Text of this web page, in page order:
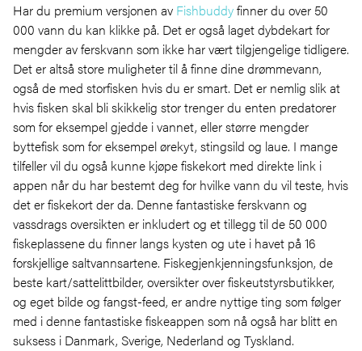
Har du premium versjonen av Fishbuddyfinner du over 50
000 vann du kan klikke på. Det er også laget dybdekart for
mengder av ferskvann som ikke har vært tilgjengelige tidligere.
Det er altså store muligheter til å finne dine drømmevann,
også de med storfisken hvis du er smart. Det er nemlig slik at
hvis fisken skal bli skikkelig stor trenger du enten predatorer
som for eksempel gjedde i vannet, eller større mengder
byttefisk som for eksempel ørekyt, stingsild og laue. I mange
tilfeller vil du også kunne kjøpe fiskekort med direkte link i
appen når du har bestemt deg for hvilke vann du vil teste, hvis
det er fiskekort der da. Denne fantastiske ferskvann og
vassdrags oversikten er inkludert og et tillegg til de 50 000
fiskeplassene du finner langs kysten og ute i havet på 16
forskjellige saltvannsartene. Fiskegjenkjenningsfunksjon, de
beste kart/sattelittbilder, oversikter over fiskeutstyrsbutikker,
og eget bilde og fangst-feed, er andre nyttige ting som følger
med i denne fantastiske fiskeappen som nå også har blitt en
suksess i Danmark, Sverige, Nederland og Tyskland.